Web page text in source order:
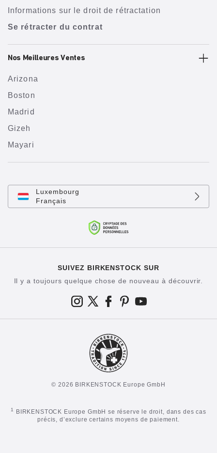
Informations sur le droit de rétractation
Se rétracter du contrat
Nos Meilleures Ventes
Arizona
Boston
Madrid
Gizeh
Mayari
Luxembourg
Français
SUIVEZ BIRKENSTOCK SUR
Il y a toujours quelque chose de nouveau à découvrir.
© 2026 BIRKENSTOCK Europe GmbH
1
BIRKENSTOCK Europe GmbH se réserve le droit, dans des cas
précis, d’exclure certains moyens de paiement.